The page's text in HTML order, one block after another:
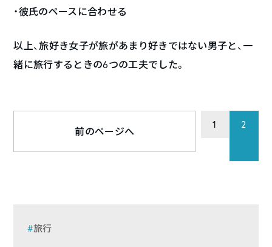
・彼氏のペースに合わせる
以上、旅好き女子が旅があまり好きではない男子と、一
緒に旅行するときの6つの工夫でした。
前のページへ
1 2
旅行